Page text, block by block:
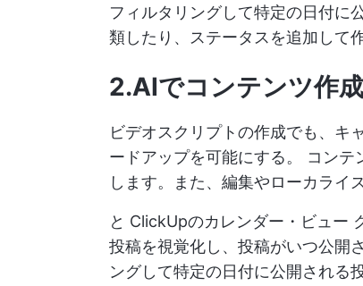
フィルタリングして特定の日付に
類したり、ステータスを追加して
2.AIでコンテンツ作
ビデオスクリプトの作成でも、キ
ードアップを可能にする。 コンテ
します。また、編集やローカライ
と ClickUpのカレンダー・ビュー
投稿を視覚化し、投稿がいつ公開
ングして特定の日付に公開される